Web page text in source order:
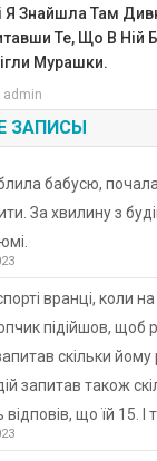
Я Знайшла Там
Те, Що В Ній
Мурашки.
admin
ЗАПИСЫ
бабусю,
За хвилину з
вранці, коли
підійшов, щоб
скільки йому
запитав також
що їй 15. І